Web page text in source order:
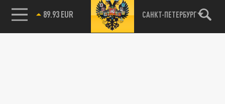
89.93 EUR САНКТ-ПЕТЕРБУРГ